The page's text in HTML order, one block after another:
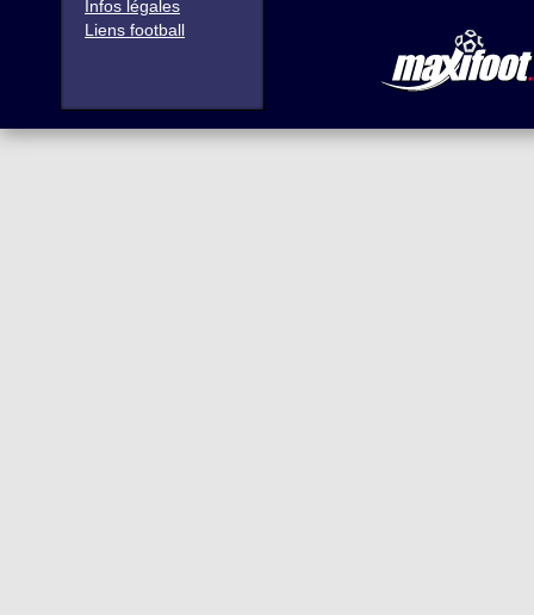
Infos légales
Liens football